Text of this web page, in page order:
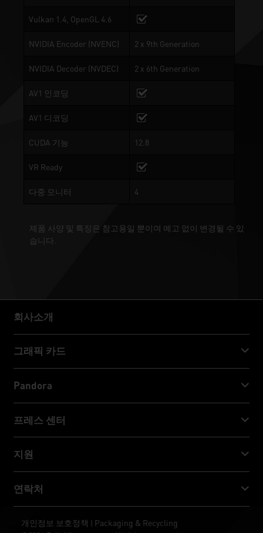
Vulkan 1.4, OpenGL 4.6
NVIDIA Encoder (NVENC) 2 x 9th Generation
NVIDIA Decoder (NVDEC) 2 x 6th Generation
AV1 인코딩
AV1 디코딩
CUDA 기능 12.8
VR Ready
다중 모니터 4
제품 사양 및 특징은 참고용일 뿐이며 예고 없이 변경될 수 있
습니다.
회사소개
회사소개
그래픽 카드
GeForce RTX™ 40 Series
GeForce RTX™ 30 Series
Pandora
NVIDIA Jetson Orin™ Nano Super
프레스 센터
소셜 미디어
수상 & 리뷰
지원
ThunderMaster
ARGB SYNC
연락처
개인정보 보호정책 | Packaging & Recycling